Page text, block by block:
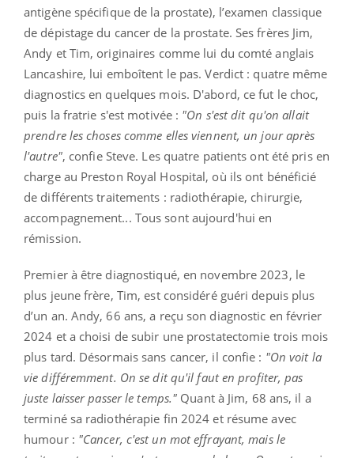
antigène spécifique de la prostate), l’examen classique
de dépistage du cancer de la prostate. Ses frères Jim,
Andy et Tim, originaires comme lui du comté anglais
Lancashire, lui emboîtent le pas. Verdict : quatre même
diagnostics en quelques mois. D'abord, ce fut le choc,
puis la fratrie s'est motivée : "On s'est dit qu'on allait
prendre les choses comme elles viennent, un jour après
l'autre", confie Steve. Les quatre patients ont été pris en
charge au Preston Royal Hospital, où ils ont bénéficié
de différents traitements : radiothérapie, chirurgie,
accompagnement... Tous sont aujourd'hui en
rémission.
Premier à être diagnostiqué, en novembre 2023, le
plus jeune frère, Tim, est considéré guéri depuis plus
d’un an. Andy, 66 ans, a reçu son diagnostic en février
2024 et a choisi de subir une prostatectomie trois mois
plus tard. Désormais sans cancer, il confie : "On voit la
vie différemment. On se dit qu'il faut en profiter, pas
juste laisser passer le temps." Quant à Jim, 68 ans, il a
terminé sa radiothérapie fin 2024 et résume avec
humour : "Cancer, c'est un mot effrayant, mais le